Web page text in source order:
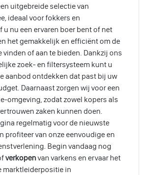
uitgebreide selectie van
ideaal voor fokkers en
u nu een ervaren boer bent of net
het gemakkelijk en efficiënt om de
vinden of aan te bieden. Dankzij ons
zoek- en filtersysteem kunt u
aanbod ontdekken dat past bij uw
Daarnaast zorgen wij voor een
omgeving, zodat zowel kopers als
zaken kunnen doen.
regelmatig voor de nieuwste
profiteer van onze eenvoudige en
Begin vandaag nog
verkopenvan varkens en ervaar het
marktleiderpositie in